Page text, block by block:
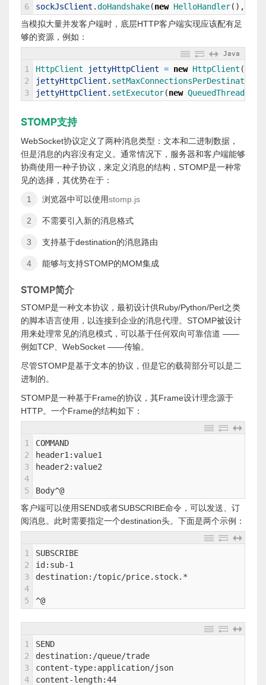
6
sockJsClient .doHandshake(new HelloHandler( ) ,
当模拟大量并发客户端时，底层HTTP客户端实现应该配有足
够的资源，例如：
Java
1
2
3
HttpClient jettyHttpClient = new HttpClient (
jettyHttpClient . setMaxConnectionsPerDestination
jettyHttpClient . setExecutor(new QueuedThreadPool
STOMP支持
WebSocket协议定义了两种消息类型：文本和二进制数据，
但是消息的内容没有定义。通常情况下，服务器和客户端能够
协商使用一种子协议，来定义消息的结构，STOMP是一种常
见的选择，其优势在于：
浏览器中可以使用stomp.js
不需要引入新的消息格式
支持基于destination的消息路由
能够与支持STOMP的MOM集成
STOMP简介
STOMP是一种文本协议，最初设计供Ruby/Python/Perl之类
的脚本语言使用，以连接到企业的消息代理。STOMP被设计
用来处理常见的消息模式，可以基于任何双向可靠信道 ——
例如TCP、WebSocket ——传输。
尽管STOMP是基于文本的协议，但是它的载荷部分可以是二
进制的。
STOMP是一种基于Frame的协议，其Frame设计理念源于
HTTP。一个Frame的结构如下：
1
2
3
4
5
COMMAND
header1:value1
header2:value2
Body^@
客户端可以使用SEND或者SUBSCRIBE命令，可以发送、订
阅消息。此时需要指定一个destination头。下面是两个示例：
1
2
3
4
5
SUBSCRIBE
id:sub-1
destination:/topic/price.stock.*
^@
1
2
3
4
SEND
destination:/queue/trade
content-type:application/json
content-length:44